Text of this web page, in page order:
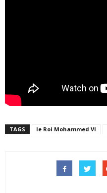
TAGS le Roi Mohammed VI